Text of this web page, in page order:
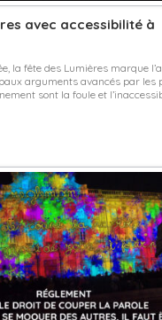
avec accessibilité à
la fête des Lumières marque
arguments avancés par les
sont la foule et